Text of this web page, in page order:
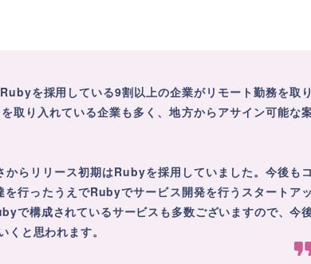
を採用している9割以上の企業がリモート勤務を取り
取り入れている企業も多く、地方からアサイン可能な
らリリース初期はRubyを採用していました。今後もコ
行ったうえでRubyでサービス開発を行うスタートアッ
で構成されているサービスも多数ございますので、今
くと思われます。